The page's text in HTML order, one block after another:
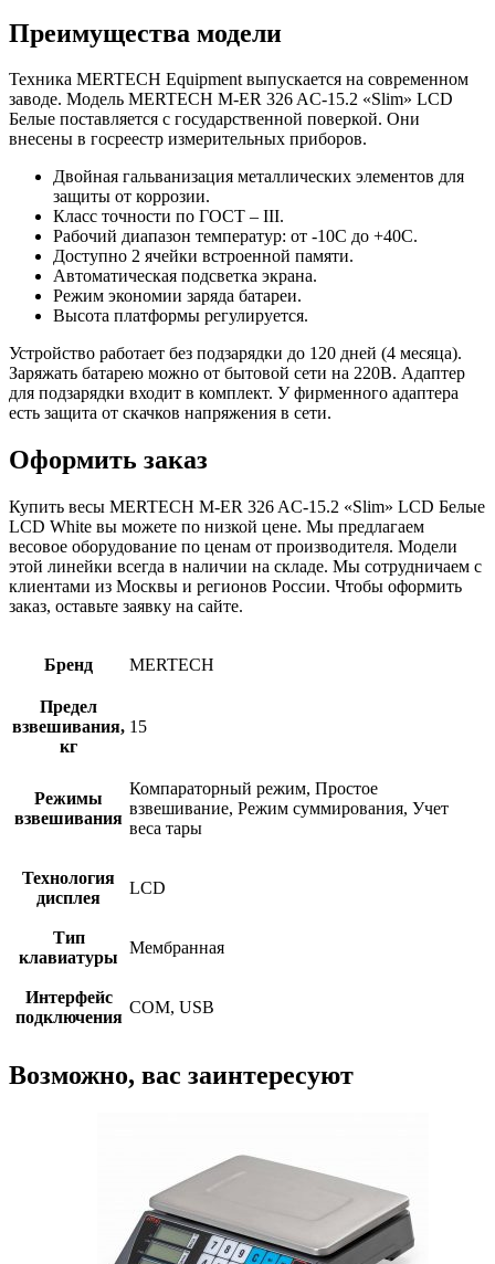
Преимущества модели
Техника MERTECH Equipment выпускается на современном
заводе. Модель MERTECH M-ER 326 AC-15.2 «Slim» LCD
Белые поставляется с государственной поверкой. Они
внесены в госреестр измерительных приборов.
Двойная гальванизация металлических элементов для
защиты от коррозии.
Класс точности по ГОСТ – III.
Рабочий диапазон температур: от -10С до +40С.
Доступно 2 ячейки встроенной памяти.
Автоматическая подсветка экрана.
Режим экономии заряда батареи.
Высота платформы регулируется.
Устройство работает без подзарядки до 120 дней (4 месяца).
Заряжать батарею можно от бытовой сети на 220В. Адаптер
для подзарядки входит в комплект. У фирменного адаптера
есть защита от скачков напряжения в сети.
Оформить заказ
Купить весы MERTECH M-ER 326 AC-15.2 «Slim» LCD Белые
LCD White вы можете по низкой цене. Мы предлагаем
весовое оборудование по ценам от производителя. Модели
этой линейки всегда в наличии на складе. Мы сотрудничаем с
клиентами из Москвы и регионов России. Чтобы оформить
заказ, оставьте заявку на сайте.
Бренд MERTECH
Предел
взвешивания,
кг
15
Режимы
взвешивания
Компараторный режим, Простое
взвешивание, Режим суммирования, Учет
веса тары
Технология
дисплея
LCD
Тип
клавиатуры
Мембранная
Интерфейс
подключения
COM, USB
Возможно, вас заинтересуют